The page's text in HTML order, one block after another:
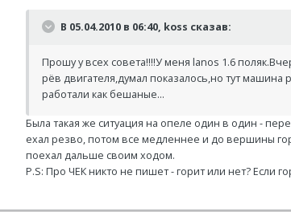
В 05.04.2010 в 06:40, koss сказав:
Прошу у всех совета!!!!У меня lanos 1.6
рёв двигателя,думал показалось,но тут
работали как бешаные...
Была такая же ситуация на опеле один в один -
ехал резво, потом все медленнее и до вершины
поехал дальше своим ходом.
P.S: Про ЧЕК никто не пишет - горит или нет? Если